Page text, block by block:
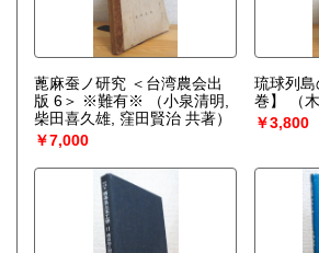
蓖麻蚕ノ研究 ＜台湾農会出
版 6＞ ※難有※
（小泉清明,
柴田喜久雄, 窪田賢治 共著）
￥7,000
琉球列
巻】
（
￥3,800